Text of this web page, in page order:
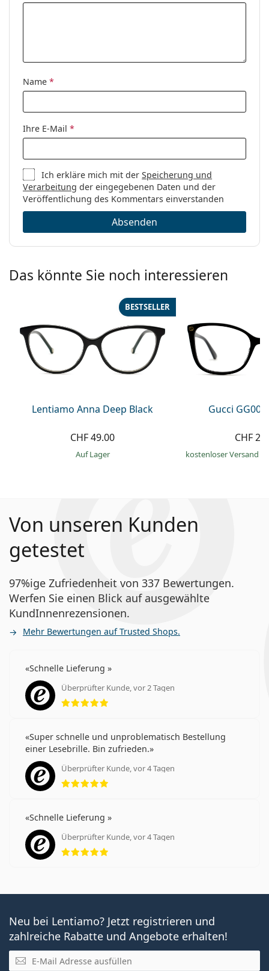
Kategorie:
Brillen
Marke:
Name *
Ihre E-Mail *
Ich erkläre mich mit derSpeicherung und
Verarbeitung der eingegebenen Daten und der
Veröffentlichung des Kommentars einverstanden
Absenden
Das könnte Sie noch interessieren
Lentiamo Anna Deep Black
BESTSELLER
CHF 49.00
auf Lager
Gucci
CHF
kostenloser Versand
Von unseren Kunden
getestet
97%ige Zufriedenheit von 337 Bewertungen.
Werfen Sie einen Blick auf ausgewählte
KundInnenrezensionen.
Mehr Bewertungen auf Trusted Shops.
Schnelle Lieferung
Überprüfter Kunde, vor 2 Tagen
Bewertung 5 aus 5
Super schnelle und unproblematisch Bestellung
einer Lesebrille. Bin zufrieden.
Überprüfter Kunde, vor 4 Tagen
Bewertung 5 aus 5
Schnelle Lieferung
Überprüfter Kunde, vor 4 Tagen
Bewertung 5 aus 5
Neu bei Lentiamo? Jetzt registrieren und
zahlreiche Rabatte und Angebote erhalten!
E-Mail